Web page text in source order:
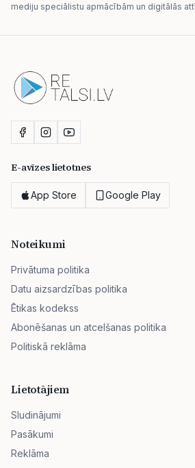
mediju speciālistu apmācībām un digitālās
E-avīzes lietotnes
App Store Google Play
Noteikumi
Privātuma politika
Datu aizsardzības politika
Ētikas kodekss
Abonēšanas un atcelšanas politika
Politiskā reklāma
Lietotājiem
Sludinājumi
Pasākumi
Reklāma